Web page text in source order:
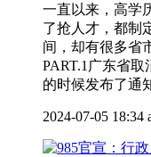
一直以来，高学
了抢人才，都制
间，却有很多省
PART.1广东省
的时候发布了通
2024-07-05 18:34